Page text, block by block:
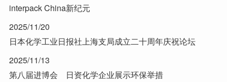
interpack China新纪元
2025/11/20
日本化学工业日报社上海支局成立二十周年庆祝论坛
2025/11/13
第八届进博会 日资化学企业展示环保举措